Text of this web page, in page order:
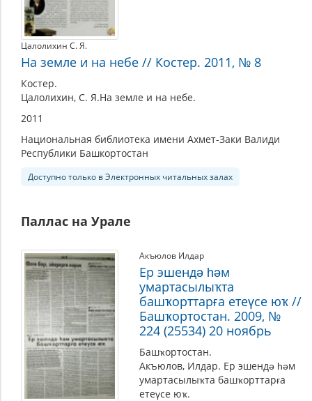
Цалолихин С. Я.
На земле и на небе // Костер. 2011, № 8
Костер.
Цалолихин, С. Я.На земле и на небе.
2011
Национальная библиотека имени Ахмет-Заки Валиди
Республики Башкортостан
Доступно только в Электронных читальных залах
Паллас на Урале
Акъюлов Илдар
Ер эшендә һәм
умартасылыҡта
башҡорттарға етеүсе юҡ //
Башҡортостан. 2009, №
224 (25534) 20 ноябрь
Башҡортостан.
Акъюлов, Илдар. Ер эшендә һәм
умартасылыҡта башҡорттарға
етеүсе юҡ.